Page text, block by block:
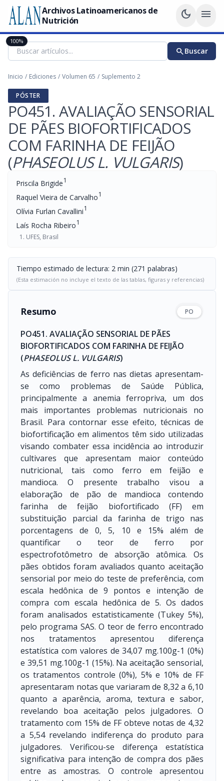
Archivos Latinoamericanos de
Nutrición
dark_mode menu
searchBuscar
Inicio / Ediciones / Volumen 65 / Suplemento 2
PÓSTER
PO451. AVALIAÇÃO SENSORIAL
DE PÃES BIOFORTIFICADOS
COM FARINHA DE FEIJÃO
(PHASEOLUS L. VULGARIS)
Priscila Brigide1
Raquel Vieira de Carvalho1
Olívia Furlan Cavallini1
Laís Rocha Ribeiro1
UFES, Brasil
Tiempo estimado de lectura: 2 min (271 palabras)
(Esta estimación no incluye el texto de las tablas, figuras y referencias)
Resumo PO
PO451. AVALIAÇÃO SENSORIAL DE PÃES
BIOFORTIFICADOS COM FARINHA DE FEIJÃO
(PHASEOLUS L. VULGARIS)
As deficiências de ferro nas dietas apresentam-
se como problemas de Saúde Pública,
principalmente a anemia ferropriva, um dos
mais importantes problemas nutricionais no
Brasil. Para contornar esse efeito, técnicas de
biofortificação em alimentos têm sido utilizadas
visando combater essa incidência ao introduzir
cultivares que apresentam maior conteúdo
nutricional, tais como ferro em feijão e
mandioca. O presente trabalho visou a
elaboração de pão de mandioca contendo
farinha de feijão biofortificado (FF) em
substituição parcial da farinha de trigo nas
porcentagens de 0, 5, 10 e 15% além de
quantificar o teor de ferro por
espectrofotômetro de absorção atômica. Os
pães obtidos foram avaliados quanto aceitação
sensorial por meio do teste de preferência, com
escala hedônica de 9 pontos e intenção de
compra com escala hedônica de 5. Os dados
foram analisados estatisticamente (Tukey 5%),
pelo programa SAS. O teor de ferro encontrado
nos tratamentos apresentou diferença
estatística com valores de 34,07 mg.100g-1 (0%)
e 39,51 mg.100g-1 (15%). Na aceitação sensorial,
os tratamentos controle (0%), 5% e 10% de FF
apresentaram notas que variaram de 8,32 a 6,10
quanto a aparência, aroma, textura e sabor,
revelando boa aceitação pelos julgadores. O
tratamento com 15% de FF obteve notas de 4,32
a 5,54 revelando indiferença do produto para
julgadores. Verificou-se diferença estatística
significativa para intenção de compra dos pães
entre as amostras. O controle apresentou
100%